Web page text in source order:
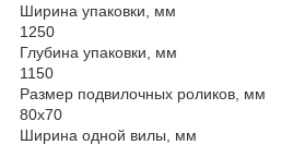
Ширина упаковки, мм
1250
Глубина упаковки, мм
1150
Размер подвилочных роликов, мм
80х70
Ширина одной вилы, мм